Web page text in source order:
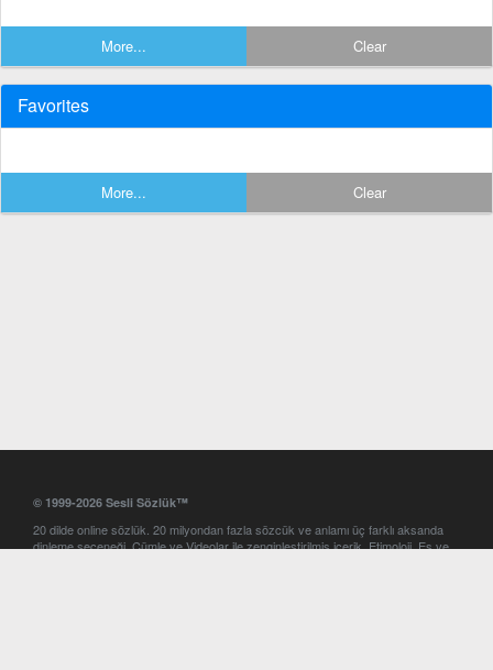
More... Clear
Favorites
More... Clear
© 1999-2026 Sesli Sözlük™
20 dilde online sözlük. 20 milyondan fazla sözcük ve anlamı üç farklı aksanda
dinleme seçeneği. Cümle ve Videolar ile zenginleştirilmiş içerik. Etimoloji, Eş ve